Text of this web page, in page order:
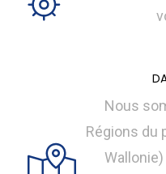
Nous
Régions du